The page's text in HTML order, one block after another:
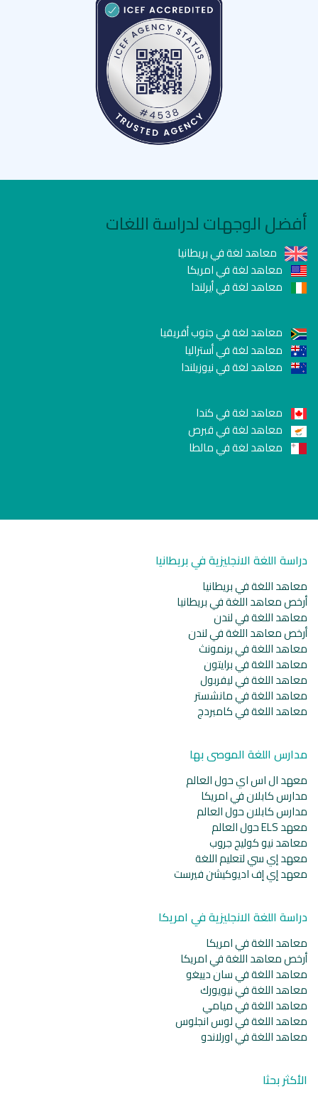
أفضل الوجهات لدراسة اللغات
معاهد لغة في بريطانيا
معاهد لغة في امريكا
معاهد لغة في أيرلندا
معاهد لغة في جنوب أفريقيا
معاهد لغة في أستراليا
معاهد لغة في نيوزيلندا
معاهد لغة في كندا
معاهد لغة في قبرص
معاهد لغة في مالطا
دراسة اللغة الانجليزية في بريطانيا
معاهد اللغة في بريطانيا
أرخص معاهد اللغة في بريطانيا
معاهد اللغة في لندن
أرخص معاهد اللغة في لندن
معاهد اللغة في برنمونث
معاهد اللغة في برايتون
معاهد اللغة في ليفربول
معاهد اللغة في مانشستر
معاهد اللغة في كامبردج
مدارس اللغة الموصى بها
معهد ال اس اي حول العالم
مدارس كابلان في امريكا
مدارس كابلان حول العالم
معهد ELS حول العالم
معاهد نيو كوليج جروب
معهد إي سي لتعليم اللغة
معهد إي إف اديوكيشن فيرست
دراسة اللغة الانجليزية في امريكا
معاهد اللغة في امريكا
أرخص معاهد اللغة في امريكا
معاهد اللغة في سان دييغو
معاهد اللغة في نيويورك
معاهد اللغة في ميامي
معاهد اللغة في لوس انجلوس
معاهد اللغة في اورلاندو
الأكثر بحثا